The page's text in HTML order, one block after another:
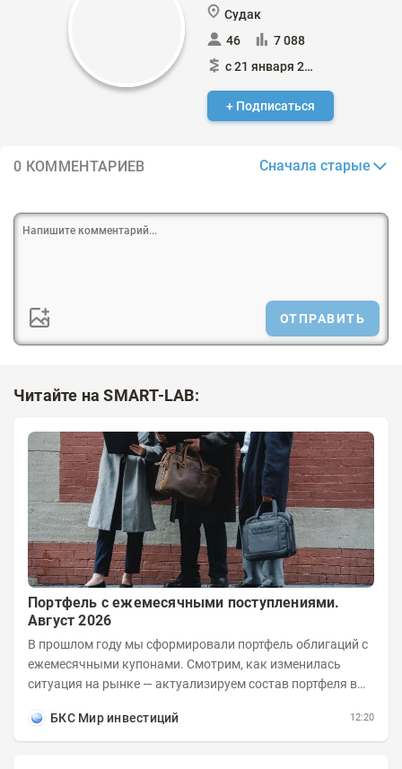
Судак
46
7 088
с 21 января 2024
+ Подписаться
0 КОММЕНТАРИЕВ Сначала старые
ОТПРАВИТЬ
Читайте на SMART-LAB:
Портфель с ежемесячными поступлениями.
Август 2026
В прошлом году мы сформировали портфель облигаций с
ежемесячными купонами. Смотрим, как изменилась
ситуация на рынке — актуализируем состав портфеля в
БКС Мир инвестиций
12:20